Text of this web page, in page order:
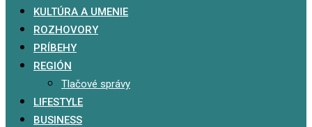
KULTÚRA A UMENIE
ROZHOVORY
PRÍBEHY
REGIÓN
Tlačové správy
LIFESTYLE
BUSINESS